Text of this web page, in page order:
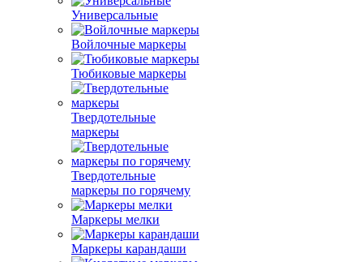
Универсальные
Войлочные маркеры
Тюбиковые маркеры
Твердотельные
маркеры
Твердотельные
маркеры по горячему
Маркеры мелки
Маркеры карандаши